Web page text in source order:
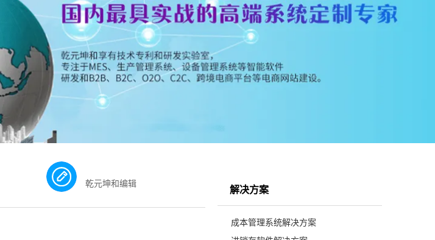
乾元坤和编辑
解决方案
成本管理系统解决方案